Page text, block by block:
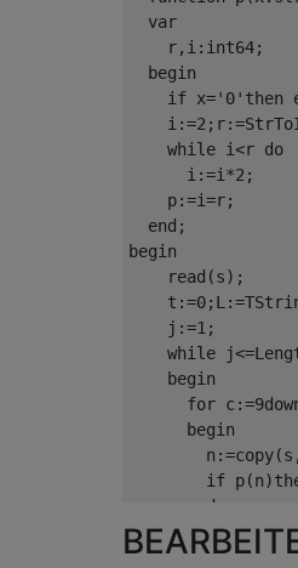
  var
    r,i:int64;
  begin
if x='0'then
    while i<r do
      i:=i*2;
    p:=i=r;
  end;
begin
    read(s);
    j:=1;
while
    begin
for
      begin
if
      end;
if